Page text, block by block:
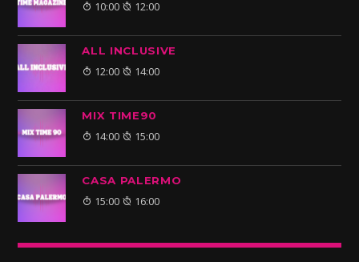
10:00 12:00
ALL INCLUSIVE
12:00 14:00
MIX TIME90
14:00 15:00
CASA PALERMO
15:00 16:00